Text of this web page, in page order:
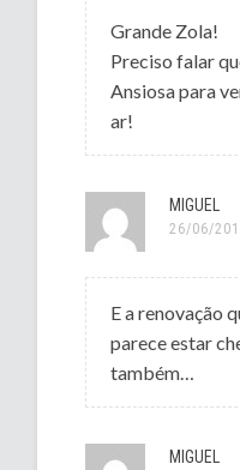
Grande Zola!
Preciso falar
Ansiosa para
ar!
MIGUEL
26/06/
E a renovação
parece estar
também…
MIGUEL